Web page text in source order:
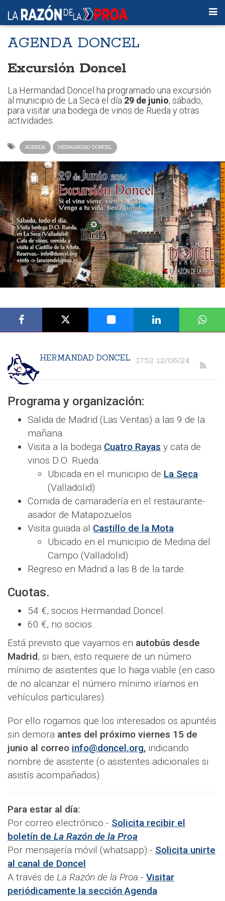
AGENDA DONCEL
Excursión Doncel
La Hermandad Doncel ha programado una excursión
al municipio de La Seca el día 29 de junio, sábado,
para visitar una bodega de vinos de Rueda y otras
actividades.
AGENDA HERMANDAD DONCEL
HERMANDAD DONCEL 17:52 12/06/24
Programa y organización:
Salida de Madrid (Las Ventas) a las 9 de la
mañana.
Visita a la bodega Cuatro Rayas y cata de
vinos D.O. Rueda.
Ubicada en el municipio de La Seca
(Valladolid)
Comida de camaradería en el restaurante-
asador de Matapozuelos
Visita guiada al Castillo de la Mota
Ubicado en el municipio de Medina del
Campo (Valladolid).
Regreso en Madrid a las 8 de la tarde.
Cuotas.
54 €, socios Hermandad Doncel.
60 €, no socios.
Está previsto que vayamos en autobús desde
Madrid, si bien, esto requiere de un número
mínimo de asistentes que lo haga viable (en caso
de no alcanzar el número mínimo iríamos en
vehículos particulares).
Por ello rogamos que los interesados os apuntéis
sin demora antes del próximo viernes 15 de
junio al correo info@doncel.org, indicando
nombre de asistente (o asistentes adicionales si
asistís acompañados).
Para estar al día:
Por correo electrónico.- Solicita recibir el
boletín de La Razón de la Proa
Por mensajería móvil (whatsapp).- Solicita unirte
al canal de Doncel
A través de La Razón de la Proa.- Visitar
periódicamente la sección Agenda